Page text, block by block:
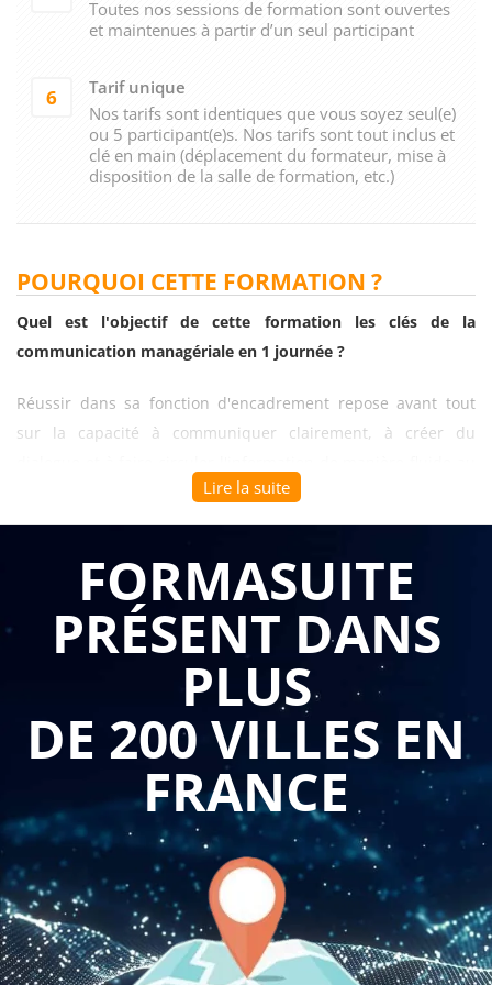
Toutes nos sessions de formation sont ouvertes
et maintenues à partir d’un seul participant
6
Tarif unique
Nos tarifs sont identiques que vous soyez seul(e)
ou 5 participant(e)s. Nos tarifs sont tout inclus et
clé en main (déplacement du formateur, mise à
disposition de la salle de formation, etc.)
POURQUOI CETTE FORMATION ?
Quel est l'objectif de cette formation les clés de la
communication managériale en 1 journée ?
Réussir dans sa fonction d'encadrement repose avant tout
sur la capacité à communiquer clairement, à créer du
formation les clés de la communication
managériale en 1 journéepermet aux managers de maîtriser
pour améliorer significativement leur impact quotidien. Cette
session intensive offre des outils concrets et immédiatement
applicables pour transformer la communication en véritable
levier de performance, de cohésion d'équipe et de résolution
efficace des problèmes dans un environnement professionnel
en constante évolution.
Comprendre l'importance de la communication efficace dans
le management constitue le premier fondement de cette
formation ciblée. Les participants explorent comment la
qualité de la communication managériale influence
directement la performance collective : des consignes claires
réduisent les erreurs et les pertes de temps, un feedback
régulier améliore la progression des compétences, une
Lire la suite
FORMASUITE
PRÉSENT DANS
PLUS
DE 200 VILLES EN
FRANCE